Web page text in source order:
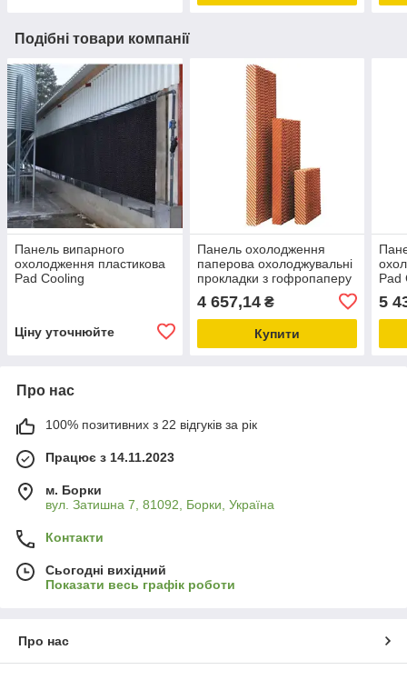
Подібні товари компанії
Панель випарного
охолодження пластикова
Pad Cooling
Ціну уточнюйте
Панель охолодження
паперова охолоджувальні
прокладки з гофропаперу
Pad Cooling 150*600*2000
мм
4 657,14₴
Купити
Pad
5
Про нас
100% позитивних з 22 відгуків за рік
Працює з 14.11.2023
м. Борки
вул. Затишна 7, 81092, Борки, Україна
Контакти
Сьогодні вихідний
Показати весь графік роботи
Про нас